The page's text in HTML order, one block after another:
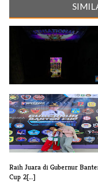
Dugaan Praktik Perjudian di
Dazz X [...]
Raih Juara di Gubernur
Cup 2[...]